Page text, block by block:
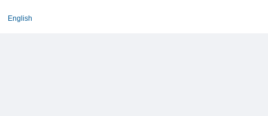
English